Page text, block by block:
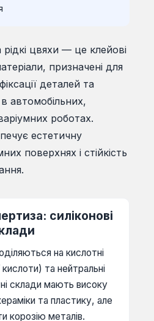
цвяхи — це клейові
призначені для
деталей та
автомобільних,
роботах.
естетичну
поверхнях і стійкість
силіконові
на кислотні
та нейтральні
склади мають високу
та пластику, але
корозію металів.